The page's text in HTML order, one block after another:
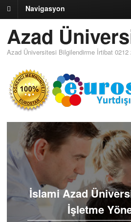
Navigasyon
Azad
Azad Üniversitesi Bilgilendirme İrtibat
İslami Azad
İşletme